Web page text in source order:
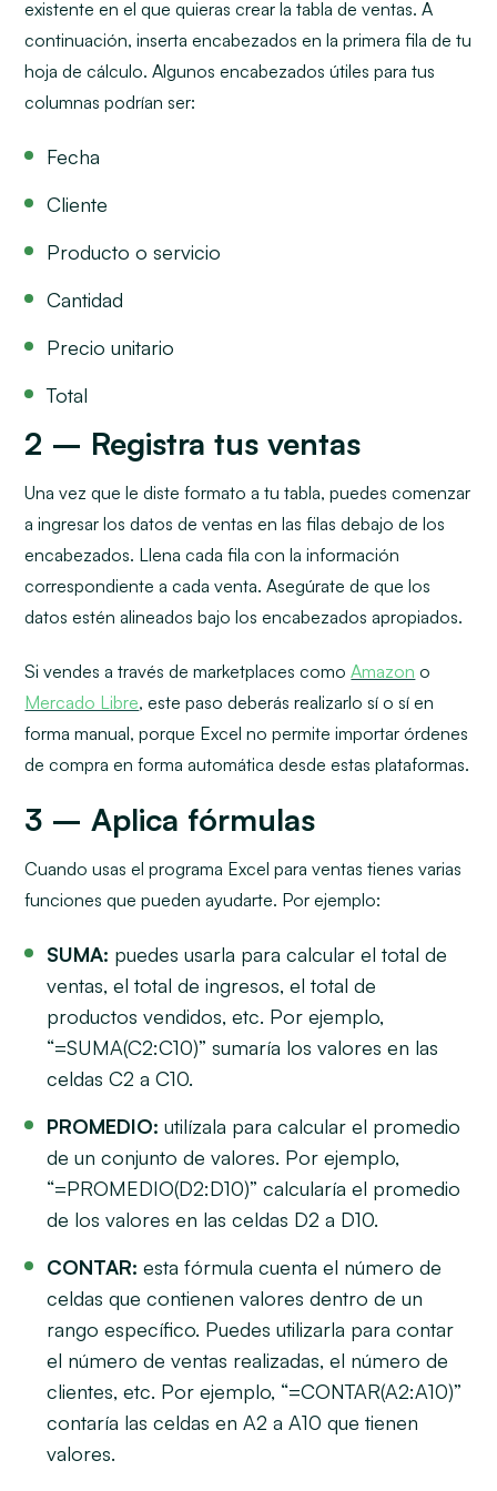
existente en el que quieras crear la tabla de ventas. A
continuación, inserta encabezados en la primera fila de tu
hoja de cálculo. Algunos encabezados útiles para tus
columnas podrían ser:
Fecha
Cliente
Producto o servicio
Cantidad
Precio unitario
Total
2 – Registra tus ventas
Una vez que le diste formato a tu tabla, puedes comenzar
a ingresar los datos de ventas en las filas debajo de los
encabezados. Llena cada fila con la información
correspondiente a cada venta. Asegúrate de que los
datos estén alineados bajo los encabezados apropiados.
Si vendes a través de marketplaces comoAmazon o
Mercado Libre, este paso deberás realizarlo sí o sí en
forma manual, porque Excel no permite importar órdenes
de compra en forma automática desde estas plataformas.
3 – Aplica fórmulas
Cuando usas el programa Excel para ventas tienes varias
funciones que pueden ayudarte. Por ejemplo:
SUMA: puedes usarla para calcular el total de
ventas, el total de ingresos, el total de
productos vendidos, etc. Por ejemplo,
“=SUMA(C2:C10)” sumaría los valores en las
celdas C2 a C10.
PROMEDIO:utilízala para calcular el promedio
de un conjunto de valores. Por ejemplo,
“=PROMEDIO(D2:D10)” calcularía el promedio
de los valores en las celdas D2 a D10.
CONTAR:esta fórmula cuenta el número de
celdas que contienen valores dentro de un
rango específico. Puedes utilizarla para contar
el número de ventas realizadas, el número de
clientes, etc. Por ejemplo, “=CONTAR(A2:A10)”
contaría las celdas en A2 a A10 que tienen
valores.